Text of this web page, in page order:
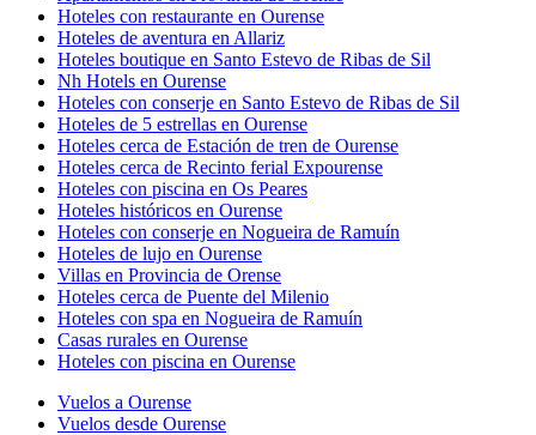
Hoteles con restaurante en Ourense
Hoteles de aventura en Allariz
Hoteles boutique en Santo Estevo de Ribas de Sil
Nh Hotels en Ourense
Hoteles con conserje en Santo Estevo de Ribas de Sil
Hoteles de 5 estrellas en Ourense
Hoteles cerca de Estación de tren de Ourense
Hoteles cerca de Recinto ferial Expourense
Hoteles con piscina en Os Peares
Hoteles históricos en Ourense
Hoteles con conserje en Nogueira de Ramuín
Hoteles de lujo en Ourense
Villas en Provincia de Orense
Hoteles cerca de Puente del Milenio
Hoteles con spa en Nogueira de Ramuín
Casas rurales en Ourense
Hoteles con piscina en Ourense
Vuelos a Ourense
Vuelos desde Ourense